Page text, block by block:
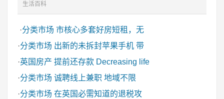
生活百科
·分类市场 市核心多套好房短租，无
·分类市场 出新的未拆封苹果手机 带
·英国房产 提前还存款 Decreasing life
·分类市场 诚聘线上兼职 地域不限
·分类市场 在英国必需知道的退税攻